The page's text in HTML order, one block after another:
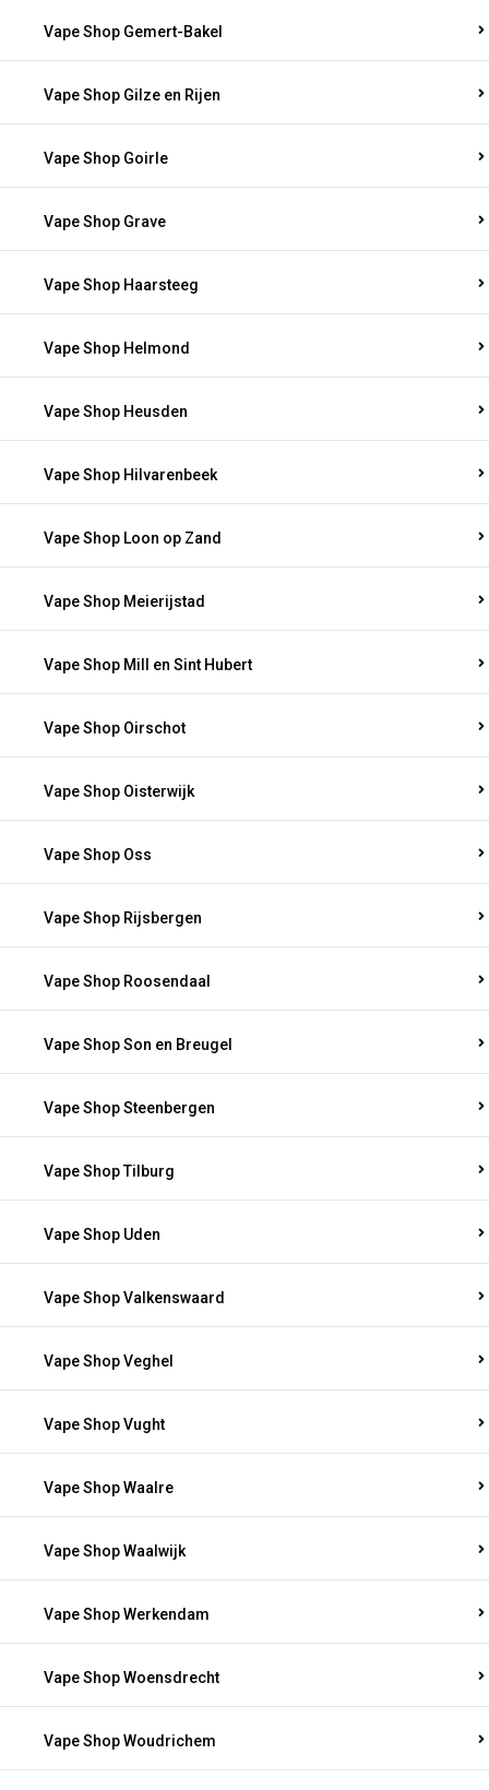
Vape Shop Gemert-Bakel
Vape Shop Gilze en Rijen
Vape Shop Goirle
Vape Shop Grave
Vape Shop Haarsteeg
Vape Shop Helmond
Vape Shop Heusden
Vape Shop Hilvarenbeek
Vape Shop Loon op Zand
Vape Shop Meierijstad
Vape Shop Mill en Sint Hubert
Vape Shop Oirschot
Vape Shop Oisterwijk
Vape Shop Oss
Vape Shop Rijsbergen
Vape Shop Roosendaal
Vape Shop Son en Breugel
Vape Shop Steenbergen
Vape Shop Tilburg
Vape Shop Uden
Vape Shop Valkenswaard
Vape Shop Veghel
Vape Shop Vught
Vape Shop Waalre
Vape Shop Waalwijk
Vape Shop Werkendam
Vape Shop Woensdrecht
Vape Shop Woudrichem